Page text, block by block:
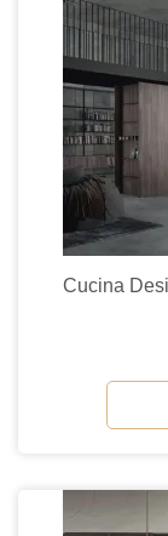
Cucina